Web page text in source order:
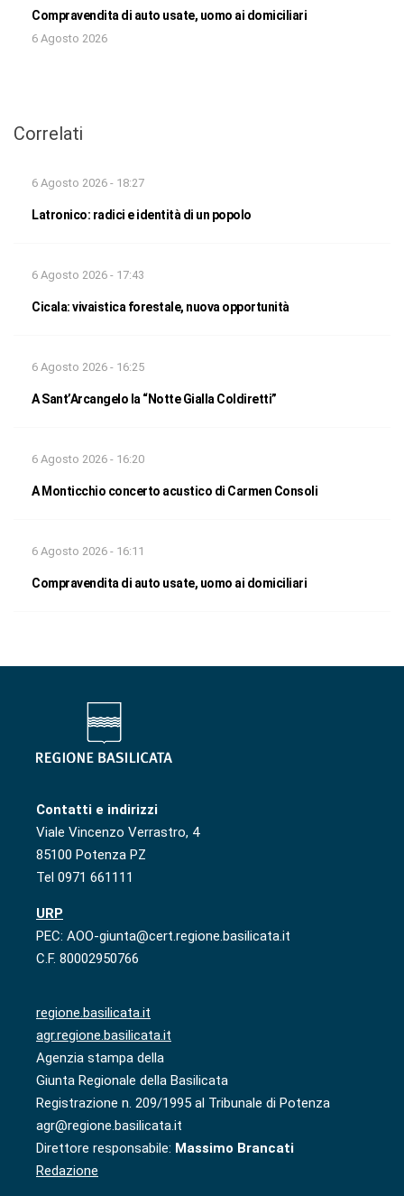
Compravendita di auto usate, uomo ai domiciliari
6 Agosto 2026
Correlati
6 Agosto 2026 - 18:27
Latronico: radici e identità di un popolo
6 Agosto 2026 - 17:43
Cicala: vivaistica forestale, nuova opportunità
6 Agosto 2026 - 16:25
A Sant’Arcangelo la “Notte Gialla Coldiretti”
6 Agosto 2026 - 16:20
A Monticchio concerto acustico di Carmen Consoli
6 Agosto 2026 - 16:11
Compravendita di auto usate, uomo ai domiciliari
Contatti e indirizzi
Viale Vincenzo Verrastro, 4
85100 Potenza PZ
Tel 0971 661111
URP
PEC: AOO-giunta@cert.regione.basilicata.it
C.F. 80002950766
regione.basilicata.it
agr.regione.basilicata.it
Agenzia stampa della
Giunta Regionale della Basilicata
Registrazione n. 209/1995 al Tribunale di Potenza
agr@regione.basilicata.it
Direttore responsabile: Massimo Brancati
Redazione